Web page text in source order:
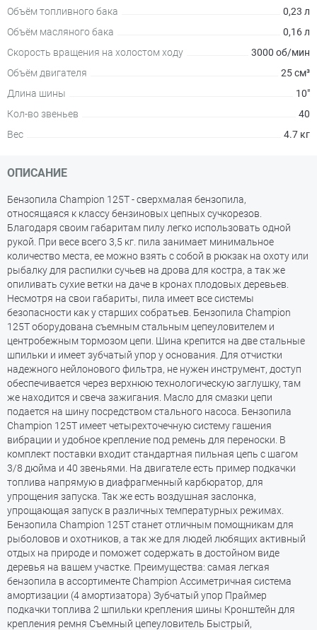
Объём топливного бака
0,23 л
Объём масляного бака
0,16 л
Скорость вращения на холостом ходу
3000 об/мин
Объём двигателя
25 см³
Длина шины
10"
Кол-во звеньев
40
Вес
4.7 кг
ОПИСАНИЕ
Бензопила Champion 125T - сверхмалая бензопила,
относящаяся к классу бензиновых цепных сучкорезов.
Благодаря своим габаритам пилу легко использовать одной
рукой. При весе всего 3,5 кг. пила занимает минимальное
количество места, ее можно взять с собой в рюкзак на охоту или
рыбалку для распилки сучьев на дрова для костра, а так же
опиливать сухие ветки на даче в кронах плодовых деревьев.
Несмотря на свои габариты, пила имеет все системы
безопасности как у старших собратьев. Бензопила Champion
125T оборудована съемным стальным цепеуловителем и
центробежным тормозом цепи. Шина крепится на две стальные
шпильки и имеет зубчатый упор у основания. Для отчистки
надежного нейлонового фильтра, не нужен инструмент, доступ
обеспечивается через верхнюю технологическую заглушку, там
же находится и свеча зажигания. Масло для смазки цепи
подается на шину посредством стального насоса. Бензопила
Champion 125T имеет четырехточечную систему гашения
вибрации и удобное крепление под ремень для переноски. В
комплект поставки входит стандартная пильная цепь с шагом
3/8 дюйма и 40 звеньями. На двигателе есть пример подкачки
топлива напрямую в диафрагменный карбюратор, для
упрощения запуска. Так же есть воздушная заслонка,
упрощающая запуск в различных температурных режимах.
Бензопила Champion 125T станет отличным помощникам для
рыболовов и охотников, а так же для людей любящих активный
отдых на природе и поможет содержать в достойном виде
деревья на вашем участке. Преимущества: самая легкая
бензопила в ассортименте Champion Ассиметричная система
амортизации (4 амортизатора) Зубчатый упор Праймер
подкачки топлива 2 шпильки крепления шины Кронштейн для
крепления ремня Съемный цепеуловитель Быстрый,